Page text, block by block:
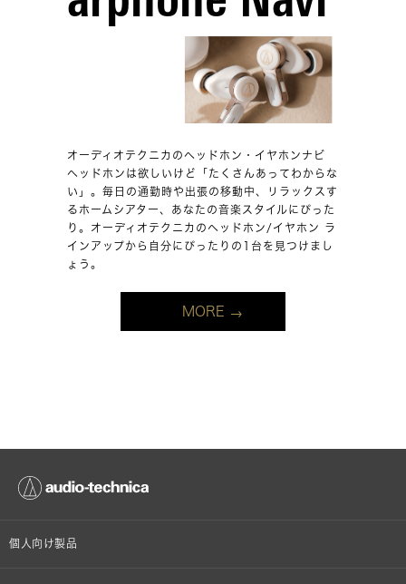
オーディオテクニカのヘッドホン・イヤホンナビ
ヘッドホンは欲しいけど「たくさんあってわからな
い」。毎日の通勤時や出張の移動中、リラックスす
るホームシアター、あなたの音楽スタイルにぴった
り。オーディオテクニカのヘッドホン/イヤホン ラ
インアップから自分にぴったりの1台を見つけまし
ょう。
MORE
個人向け製品